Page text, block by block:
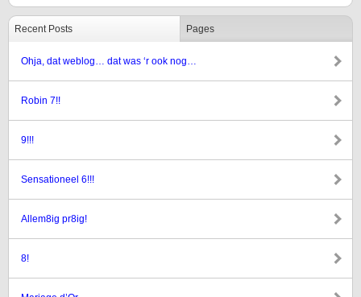
Recent Posts Pages
Ohja, dat weblog… dat was ‘r ook nog…
Robin 7!!
9!!!
Sensationeel 6!!!
Allem8ig pr8ig!
8!